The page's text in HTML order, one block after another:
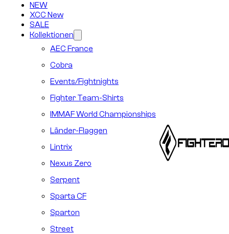
NEW
XCC New
SALE
Kollektionen
AEC France
Cobra
Events/Fightnights
Fighter Team-Shirts
IMMAF World Championships
Länder-Flaggen
Lintrix
Nexus Zero
Serpent
Sparta CF
Sparton
Street